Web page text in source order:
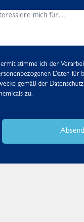
stimme ich der
Daten für
gemäß der
zu.